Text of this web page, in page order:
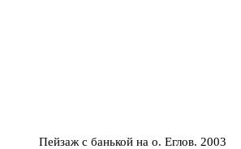
Пейзаж с банькой на о. Еглов. 2003